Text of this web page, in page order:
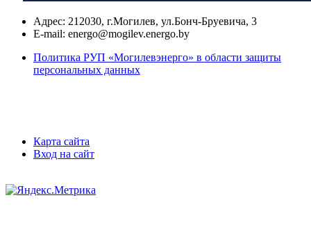
Адрес: 212030, г.Могилев, ул.Бонч-Бруевича, 3
E-mail: energo@mogilev.energo.by
Политика РУП «Могилевэнерго» в области защиты
персональных данных
Карта сайта
Вход на сайт